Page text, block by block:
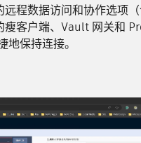
远程数据访问和协作选项
瘦客户端、Vault 网关和
地保持连接。